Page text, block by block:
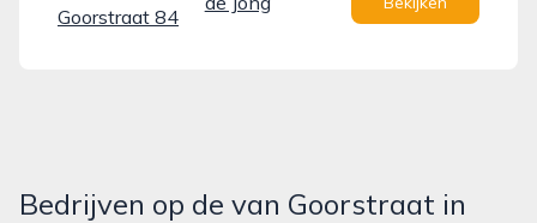
Goorstraat 84
Bedrijven op de van Goorstraat in